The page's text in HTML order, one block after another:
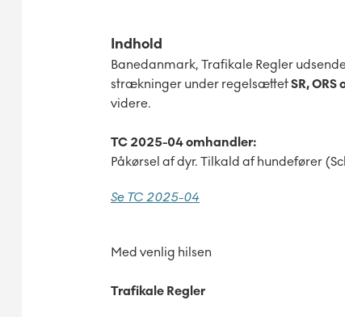
Indhold
Banedanmark, Trafikale Regler
strækninger under regelsættetSR, ORS
videre.
TC 2025-04 omhandler:
Påkørsel af dyr. Tilkald af hundefører
Se TC 2025-04
Med venlig hilsen
Trafikale Regler